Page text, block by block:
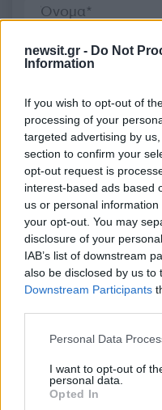
newsit.gr - Do Not
Information
If you wish to opt-out of
processing of your
targeted advertising by
section to confirm your
opt-out request is
interest-based ads based
us or personal
your opt-out. You may
disclosure of your
IAB’s list of downstream
also be disclosed by us to
Downstream Participants
Please note that this
not limited to your visit or
grant or deny consent to
use your data for below
Personal Data
I want to opt-out of
personal data.
Opted In
Όροι Χρήσης. Το site
Πολιτική Απορρήτου &Όροι
BREXIT
ΟΠΑΠ
Share:
ενημερωθείτε πρώτοι